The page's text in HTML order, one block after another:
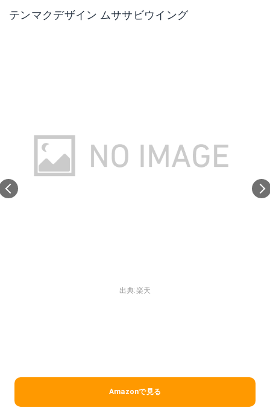
テンマクデザイン ムササビウイング
出典:楽天
Amazonで見る